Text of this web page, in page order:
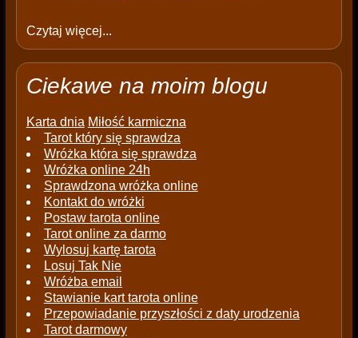
Czytaj więcej...
Ciekawe na moim blogu
Karta dnia Miłość karmiczna
Tarot który się sprawdza
Wróżka która się sprawdza
Wróżka online 24h
Sprawdzona wróżka online
Kontakt do wróżki
Postaw tarota online
Tarot online za darmo
Wylosuj kartę tarota
Losuj Tak Nie
Wróżba email
Stawianie kart tarota online
Przepowiadanie przyszłości z daty urodzenia
Tarot darmowy